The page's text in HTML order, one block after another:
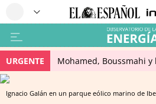
URGENTE Mohamed, Boussmahi
Ignacio Galán en un parque eólico marino de